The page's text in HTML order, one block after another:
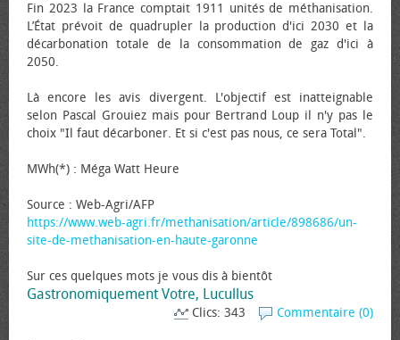
Fin 2023 la France comptait 1911 unités de méthanisation.
L’État prévoit de quadrupler la production d'ici 2030 et la
décarbonation totale de la consommation de gaz d'ici à
2050.
Là encore les avis divergent. L'objectif est inatteignable
selon Pascal Grouiez mais pour Bertrand Loup il n'y pas le
choix "Il faut décarboner. Et si c'est pas nous, ce sera Total".
MWh(*) : Méga Watt Heure
Source : Web-Agri/AFP
https://www.web-agri.fr/methanisation/article/898686/un-
site-de-methanisation-en-haute-garonne
Sur ces quelques mots je vous dis à bientôt
Gastronomiquement Votre, Lucullus
Commentaire (0)
Clics: 343